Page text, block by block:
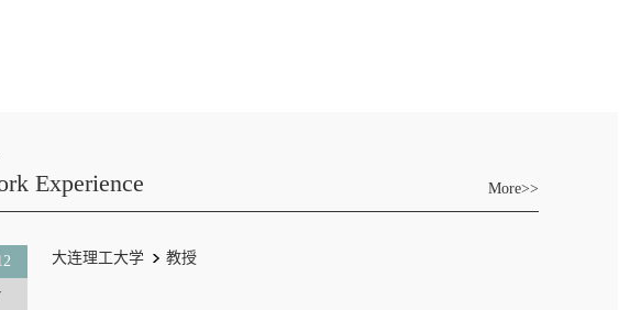
Experience More>>
大连理工大学 教授